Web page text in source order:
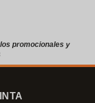
promocionales y